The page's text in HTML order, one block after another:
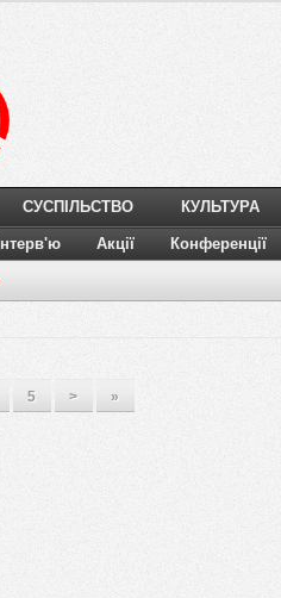
СУСПІЛЬСТВО КУЛЬТУРА
Інтерв'ю Акції Конференції
5 > »